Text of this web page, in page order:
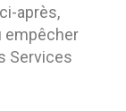
après,
empêcher
Services